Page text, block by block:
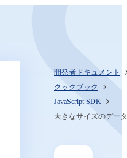
開発者ドキュメント
クックブック
JavaScript SDK
大きなサイズのデー